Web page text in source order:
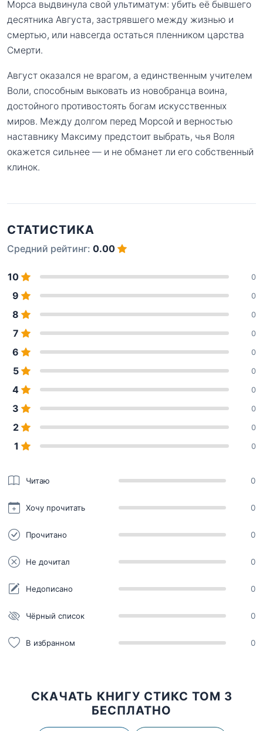
Морса выдвинула свой ультиматум: убить её бывшего
десятника Августа, застрявшего между жизнью и
смертью, или навсегда остаться пленником царства
Смерти.
Август оказался не врагом, а единственным учителем
Воли, способным выковать из новобранца воина,
достойного противостоять богам искусственных
миров. Между долгом перед Морсой и верностью
наставнику Максиму предстоит выбрать, чья Воля
окажется сильнее — и не обманет ли его собственный
клинок.
СТАТИСТИКА
Средний рейтинг: 0.00
10 0
9 0
8 0
7 0
6 0
5 0
4 0
3 0
2 0
1 0
Читаю 0
Хочу прочитать 0
Прочитано 0
Не дочитал 0
Недописано 0
Чёрный список 0
В избранном 0
СКАЧАТЬ КНИГУ СТИКС ТОМ 3
БЕСПЛАТНО